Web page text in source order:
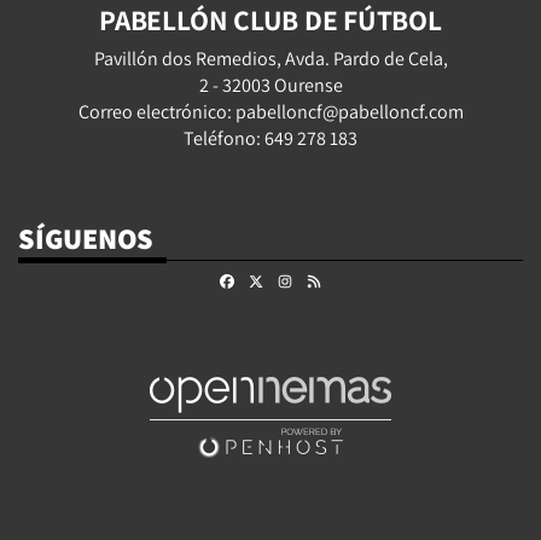
PABELLÓN CLUB DE FÚTBOL
Pavillón dos Remedios, Avda. Pardo de Cela,
2 - 32003 Ourense
Correo electrónico: pabelloncf@pabelloncf.com
Teléfono: 649 278 183
SÍGUENOS
FacebookInstagram